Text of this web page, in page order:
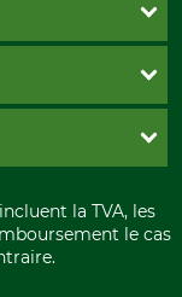
la TVA, les
le cas